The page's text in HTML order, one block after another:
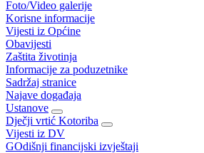
Foto/Video galerije
Korisne informacije
Vijesti iz Općine
Obavijesti
Zaštita životinja
Informacije za poduzetnike
Sadržaj stranice
Najave događaja
Ustanove
Dječji vrtić Kotoriba
Vijesti iz DV
GOdišnji financijski izvještaji